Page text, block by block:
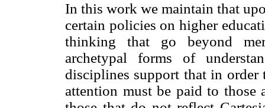
In this work we maintain that
certain policies on higher
thinking that go beyond
archetypal forms of
disciplines support that in order
attention must be paid to those